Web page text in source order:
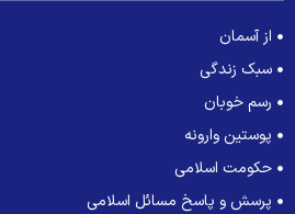
از آسمان
سبک زندگی
رسم خوبان
پوستین وارونه
حکومت اسلامی
پرسش و پاسخ مسائل اسلامی